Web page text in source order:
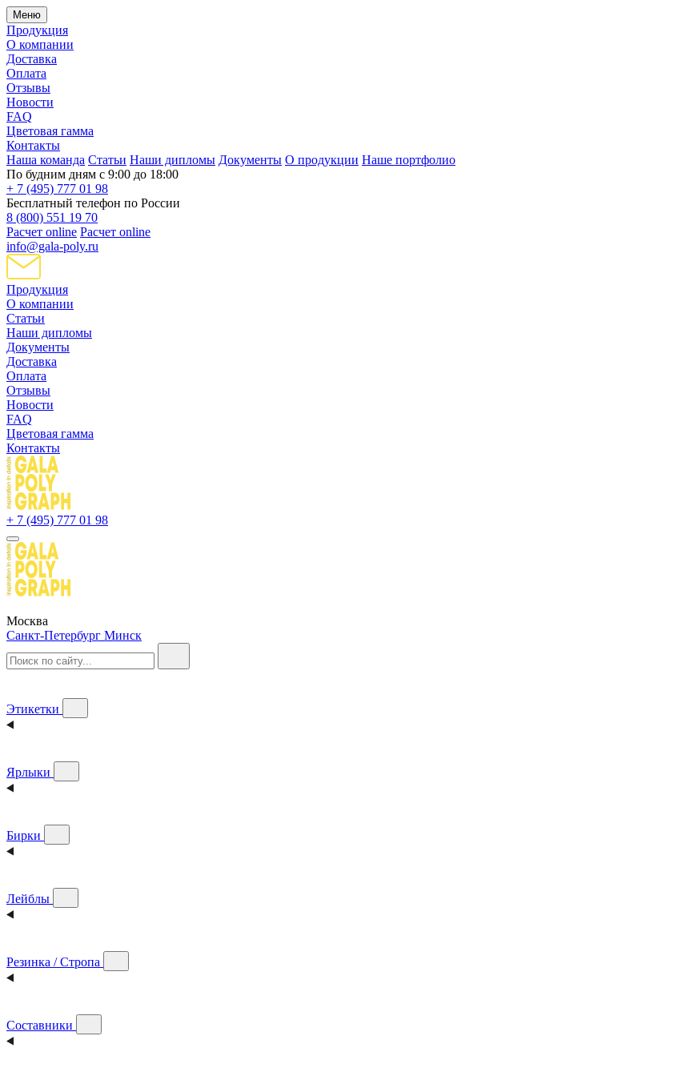
Меню
Продукция
О компании
Доставка
Оплата
Отзывы
Новости
FAQ
Цветовая гамма
Контакты
Наша команда Статьи Наши дипломы Документы О продукции Наше портфолио
По будним дням с 9:00 до 18:00
+ 7 (495) 777 01 98
Бесплатный телефон по России
8 (800) 551 19 70
Расчет online Расчет online
info@gala-poly.ru
Продукция
О компании
Статьи
Наши дипломы
Документы
Доставка
Оплата
Отзывы
Новости
FAQ
Цветовая гамма
Контакты
+ 7 (495) 777 01 98
Москва
Санкт-Петербург Минск
Этикетки
Ярлыки
Бирки
Лейблы
Резинка / Стропа
Составники